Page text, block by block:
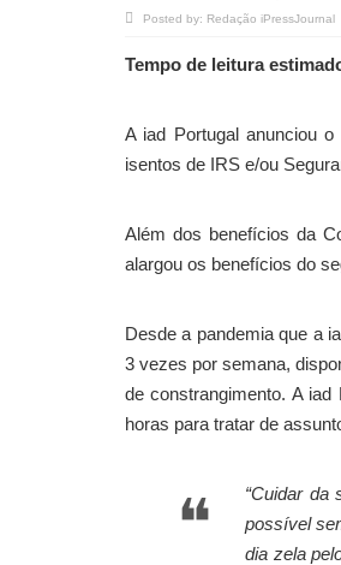
Posted by: Redação iPressJournal
Tempo de leitura
A iad Portugal anunciou
isentos de IRS e/ou
Além dos benefícios da
alargou os benefícios do
Desde a pandemia que a
3 vezes por semana,
de constrangimento. A
horas para tratar de
“Cuidar da
possível
dia zela